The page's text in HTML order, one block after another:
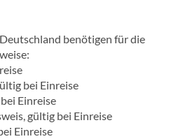
benötigen für die
bei Einreise
Einreise
gültig bei Einreise
Einreise